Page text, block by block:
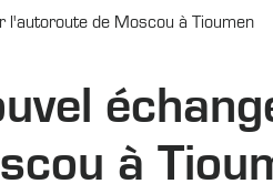
l'autoroute de Moscou à Tioumen
à